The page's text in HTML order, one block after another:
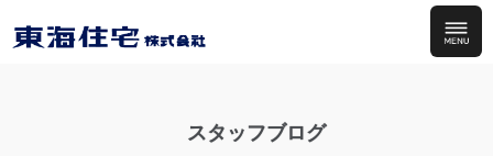
スタッフブログ